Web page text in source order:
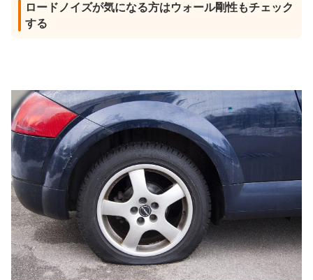
ロードノイズが気になる方はウォール剛性もチェック
する